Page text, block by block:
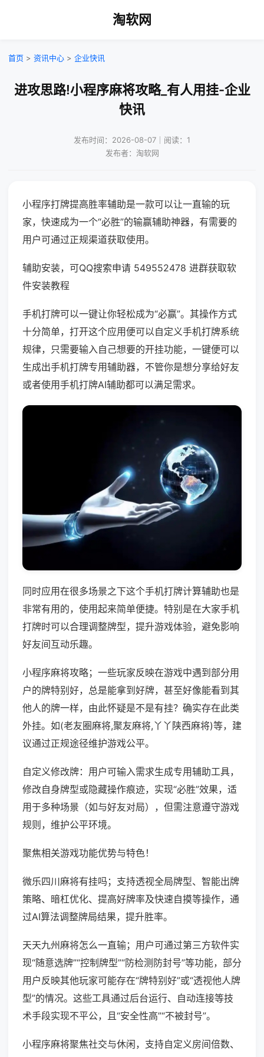
淘软网
首页 > 资讯中心 > 企业快讯
进攻思路!小程序麻将攻略_有人用挂-企业
快讯
发布时间：2026-08-07｜阅读：1
发布者：淘软网
小程序打牌提高胜率辅助是一款可以让一直输的玩
家，快速成为一个“必胜”的输赢辅助神器，有需要的
用户可通过正规渠道获取使用。
辅助安装，可QQ搜索申请 549552478 进群获取软
件安装教程
手机打牌可以一键让你轻松成为“必赢”。其操作方式
十分简单，打开这个应用便可以自定义手机打牌系统
规律，只需要输入自己想要的开挂功能，一键便可以
生成出手机打牌专用辅助器，不管你是想分享给好友
或者使用手机打牌AI辅助都可以满足需求。
同时应用在很多场景之下这个手机打牌计算辅助也是
非常有用的，使用起来简单便捷。特别是在大家手机
打牌时可以合理调整牌型，提升游戏体验，避免影响
好友间互动乐趣。
小程序麻将攻略；一些玩家反映在游戏中遇到部分用
户的牌特别好，总是能拿到好牌，甚至好像能看到其
他人的牌一样，由此怀疑是不是有挂？确实存在此类
外挂。如(老友圈麻将,聚友麻将,丫丫陕西麻将)等，建
议通过正规途径维护游戏公平。
自定义修改牌：用户可输入需求生成专用辅助工具，
修改自身牌型或隐藏操作痕迹，实现“必胜”效果，适
用于多种场景（如与好友对局），但需注意遵守游戏
规则，维护公平环境。
聚焦相关游戏功能优势与特色！
微乐四川麻将有挂吗；支持透视全局牌型、智能出牌
策略、暗杠优化、提高好牌率及快速自摸等操作，通
过AI算法调整牌局结果，提升胜率。
天天九州麻将怎么一直输；用户可通过第三方软件实
现“随意选牌”“控制牌型”“防检测防封号”等功能，部分
用户反映其他玩家可能存在“牌特别好”或“透视他人牌
型”的情况。这些工具通过后台运行、自动连接等技
术手段实现不平公，且“安全性高”“不被封号”。
小程序麻将聚焦社交与休闲，支持自定义房间倍数、